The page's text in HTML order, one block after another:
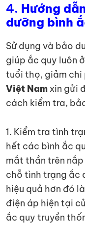
4. Hướng
dưỡng bình
Sử dụng và bảo
giúp ắc quy luôn
tuổi thọ, giảm chi
Việt Nam xin gửi
cách kiểm tra,
1. Kiểm tra tình
hết các bình ắc
mắt thần trên
chỗ tình trạng ắc
hiệu quả hơn đó
điện áp hiện tại
ắc quy truyền